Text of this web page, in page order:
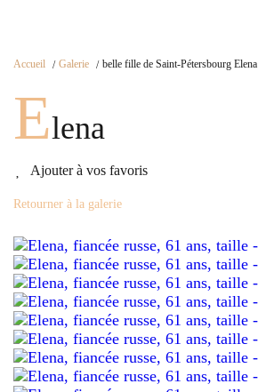
Accueil Galerie belle fille de Saint-Pétersbourg Elena
Elena
Ajouter à vos favoris
Retourner à la galerie